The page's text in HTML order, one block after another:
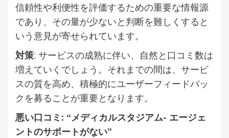
信頼性や利便性を評価するための重要な情報源
であり、その量が少ないと判断を難しくすると
いう意見が寄せられています。
対策: サービスの成熟に伴い、自然と口コミ数は
増えていくでしょう。それまでの間は、サービ
スの質を高め、積極的にユーザーフィードバッ
クを募ることが重要となります。
悪い口コミ: “メディカルスタジアム- エージェ
ントのサポートがない”